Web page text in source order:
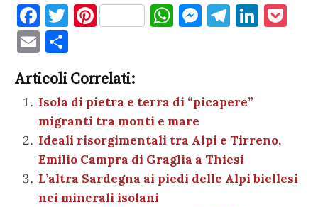
F
a
c
e
b
o
o
k
T
te
r
Pi
es
t
W
A
p
p
M
g
er
T
a
m
Li
E
m
ai
l
n
di
vi
di
Articoli Correlati:
Isola di pietra e terra di “picapere”
migranti tra monti e mare
Ideali risorgimentali tra Alpi e Tirreno,
Emilio Campra di Graglia a Thiesi
L’altra Sardegna ai piedi delle Alpi biellesi
nei minerali isolani